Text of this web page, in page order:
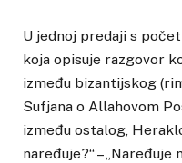
U jednoj predaji s
koja opisuje razgovor
između bizantijskog
Sufjana o Allahovom
između ostalog,
naređuje?“ –